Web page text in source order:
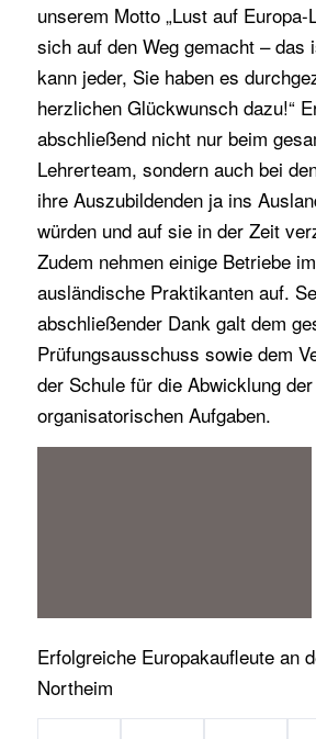
unserem Motto „Lust auf Europa-
sich auf den Weg gemacht – das
kann jeder, Sie haben es
herzlichen Glückwunsch dazu!“
abschließend nicht nur beim
Lehrerteam, sondern auch bei
ihre Auszubildenden ja ins
würden und auf sie in der Zeit
Zudem nehmen einige Betriebe
ausländische Praktikanten auf.
abschließender Dank galt dem
Prüfungsausschuss sowie dem
der Schule für die Abwicklung
organisatorischen Aufgaben.
Erfolgreiche Europakaufleute an
Northeim